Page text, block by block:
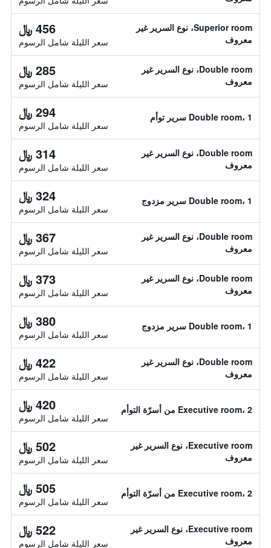
Superior room، نوع السرير غير
معروف
456 ﷼
سعر الليلة شامل الرسوم
Double room، نوع السرير غير
معروف
285 ﷼
سعر الليلة شامل الرسوم
Double room، 1 سرير توأم 294 ﷼
سعر الليلة شامل الرسوم
Double room، نوع السرير غير
معروف
314 ﷼
سعر الليلة شامل الرسوم
Double room، 1 سرير مزدوج 324 ﷼
سعر الليلة شامل الرسوم
Double room، نوع السرير غير
معروف
367 ﷼
سعر الليلة شامل الرسوم
Double room، نوع السرير غير
معروف
373 ﷼
سعر الليلة شامل الرسوم
Double room، 1 سرير مزدوج 380 ﷼
سعر الليلة شامل الرسوم
Double room، نوع السرير غير
معروف
422 ﷼
سعر الليلة شامل الرسوم
Executive room، 2 من أسرّة التوأم 420 ﷼
سعر الليلة شامل الرسوم
Executive room، نوع السرير غير
معروف
502 ﷼
سعر الليلة شامل الرسوم
Executive room، 2 من أسرّة التوأم 505 ﷼
سعر الليلة شامل الرسوم
Executive room، نوع السرير غير
معروف
522 ﷼
سعر الليلة شامل الرسوم